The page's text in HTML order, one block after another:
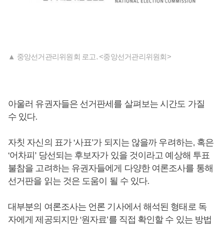
▲ 중앙선거관리위원회 로고. <중앙선거관리위원회>
아울러 유권자들은 선거판세를 살펴보는 시간도 가질
수 있다.
자칫 자신의 표가 ‘사표’가 되지는 않을까 우려하는, 혹은
‘어차피’ 당선되는 후보자가 있을 것이라고 예상해 투표
불참을 고려하는 유권자들에게 다양한 여론조사를 통해
선거판을 읽는 것은 도움이 될 수 있다.
대부분의 여론조사는 언론 기사에서 해석된 형태로 독
자에게 제공되지만 ‘원자료’를 직접 확인할 수 있는 방법